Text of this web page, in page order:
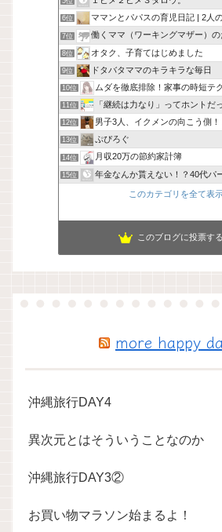
6位 ママンとパパスの育児日記 | 2人の娘
7位 働くママ（ワーキングマザー）のため
8位 オタク、子育てはじめました
9位 ドタバタママのキラキラな毎日
10位 ムダを徹底排除！家事の時短テ
11位 「継続は力なり」ってホントだ
12位 男子3人、イクメンの向こう側！
13位 ぷぴろぐ
14位 月収20万の節約家計簿
15位 年金なんか貰えない！？40代パート主婦ら
このカテゴリを全て表
このブログに投票する
more happy
沖縄旅行DAY4
異次元とはそういうことなのか
沖縄旅行DAY3②
お買い物マラソン始まるよ！